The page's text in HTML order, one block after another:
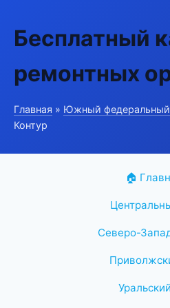
Бесплатный
ремонтных
Главная » Южный федеральный
Контур
🏠
Северо-